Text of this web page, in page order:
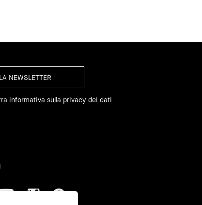
informativa sulla privacy dei dati